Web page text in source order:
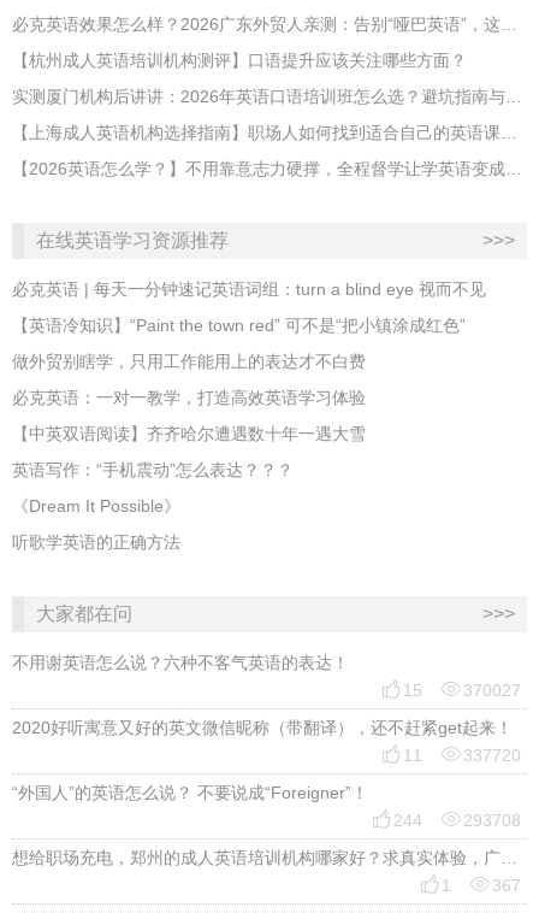
必克英语效果怎么样？2026广东外贸人亲测：告别“哑巴英语”，这才是成年人最高效的自救指南！
【杭州成人英语培训机构测评】口语提升应该关注哪些方面？
实测厦门机构后讲讲：2026年英语口语培训班怎么选？避坑指南与高效学习新范式
【上海成人英语机构选择指南】职场人如何找到适合自己的英语课程？
【2026英语怎么学？】不用靠意志力硬撑，全程督学让学英语变成日常习惯
在线英语学习资源推荐 >>>
必克英语 | 每天一分钟速记英语词组：turn a blind eye 视而不见
​【英语冷知识】“Paint the town red” 可不是“把小镇涂成红色”
做外贸别瞎学，只用工作能用上的表达才不白费
必克英语：一对一教学，打造高效英语学习体验
【中英双语阅读】齐齐哈尔遭遇数十年一遇大雪
英语写作：“手机震动”怎么表达？？？
《Dream It Possible》
听歌学英语的正确方法
大家都在问 >>>
不用谢英语怎么说？六种不客气英语的表达！
 15 370027
2020好听寓意又好的英文微信昵称（带翻译），还不赶紧get起来！
 11 337720
“外国人”的英语怎么说？ 不要说成“Foreigner”！
 244 293708
想给职场充电，郑州的成人英语培训机构哪家好？求真实体验，广告勿扰，感谢！
 1 367